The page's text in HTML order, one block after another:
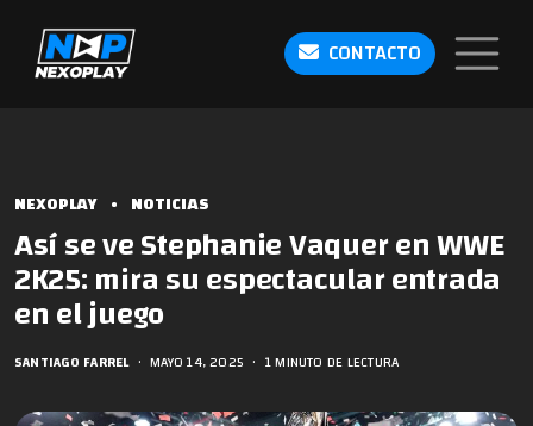
CONTACTO
NEXOPLAY • NOTICIAS
Así se ve Stephanie Vaquer en WWE
2K25: mira su espectacular entrada
en el juego
SANTIAGO FARREL • MAYO 14, 2025 • 1 MINUTO DE LECTURA